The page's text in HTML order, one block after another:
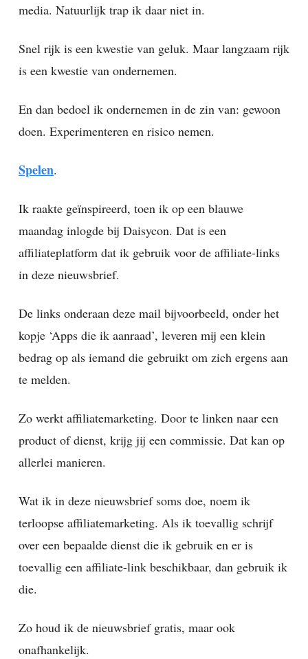
media. Natuurlijk trap ik daar niet in.
Snel rijk is een kwestie van geluk. Maar langzaam rijk
is een kwestie van ondernemen.
En dan bedoel ik ondernemen in de zin van: gewoon
doen. Experimenteren en risico nemen.
Spelen.
Ik raakte geïnspireerd, toen ik op een blauwe
maandag inlogde bij Daisycon. Dat is een
affiliateplatform dat ik gebruik voor de affiliate-links
in deze nieuwsbrief.
De links onderaan deze mail bijvoorbeeld, onder het
kopje ‘Apps die ik aanraad’, leveren mij een klein
bedrag op als iemand die gebruikt om zich ergens aan
te melden.
Zo werkt affiliatemarketing. Door te linken naar een
product of dienst, krijg jij een commissie. Dat kan op
allerlei manieren.
Wat ik in deze nieuwsbrief soms doe, noem ik
terloopse affiliatemarketing. Als ik toevallig schrijf
over een bepaalde dienst die ik gebruik en er is
toevallig een affiliate-link beschikbaar, dan gebruik ik
die.
Zo houd ik de nieuwsbrief gratis, maar ook
onafhankelijk.